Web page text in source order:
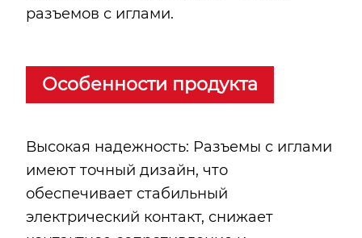
разъемов с иглами.
Особенности продукта
Высокая надежность: Разъемы с иглами
имеют точный дизайн, что
обеспечивает стабильный
электрический контакт, снижает